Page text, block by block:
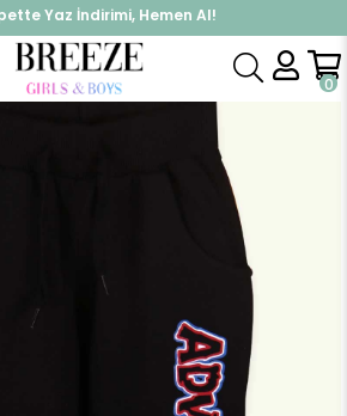
Yaz İndirimi, Hemen Al!
%10 İndirimi Kap, Hemen Üye Ol!
0
Alt Giyim Eşofman Altı Erkek Çocuk Eşofman Altı Baskılı Siyah (5 Yaş)